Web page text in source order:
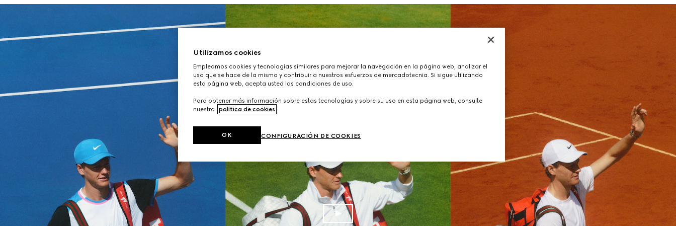
Utilizamos cookies
Empleamos cookies y tecnologías similares para mejorar la navegación en la página web, analizar el
uso que se hace de la misma y contribuir a nuestros esfuerzos de mercadotecnia. Si sigue utilizando
esta página web, acepta usted las condiciones de uso.
Para obtener más información sobre estas tecnologías y sobre su uso en esta página web, consulte
nuestra
política de cookies.
CONFIGURACIÓN DE COOKIES
OK